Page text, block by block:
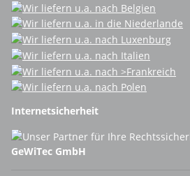
Internetsicherheit
GeWiTec GmbH